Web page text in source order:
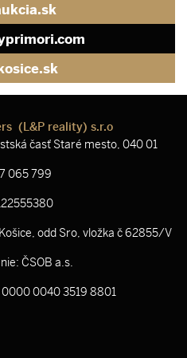
(L&P reality) s.r.o
časť Staré mesto, 040 01
065 799
odd Sro, vložka č 62855/V
ČSOB a.s.
0040 3519 8801